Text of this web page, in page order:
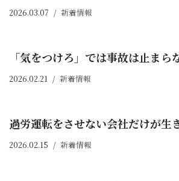
2026.03.07 新着情報
「気をつけろ」では事故は止まら
2026.02.21 新着情報
過労運転をさせない会社だけが生
2026.02.15 新着情報